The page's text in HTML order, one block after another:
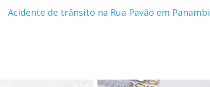
Acidente de trânsito na Rua Pavão em Panambi